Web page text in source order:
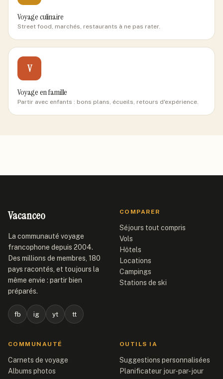
Voyage culinaire
Street food, marchés, restaurants à ne pas rater.
V
Voyage en famille
Partir avec enfants : bons plans, écueils, retours d'expérience.
Vacanceo
La communauté voyage
francophone depuis 2004.
Des millions de membres, 180
pays racontés, et toujours la
même envie : partir bien
préparés.
fb ig yt tt
COMPARER
Séjours tout compris
Vols
Hôtels
Locations
Campings
Stations de ski
COMMUNAUTÉ
Carnets de voyage
Albums photos
OUTILS IA
Suggestions personnalisées
Planificateur jour-par-jour